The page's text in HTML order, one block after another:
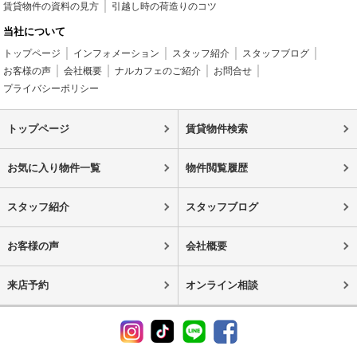
賃貸物件の資料の見方
引越し時の荷造りのコツ
当社について
トップページ インフォメーション スタッフ紹介
スタッフブログ
お客様の声
会社概要 ナルカフェのご紹介
お問合せ
プライバシーポリシー
トップページ 賃貸物件検索
お気に入り物件一覧 物件閲覧履歴
スタッフ紹介 スタッフブログ
お客様の声 会社概要
来店予約 オンライン相談